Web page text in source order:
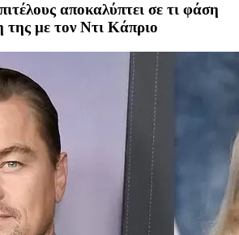
αποκαλύπτει σε τι φάση
της με τον Ντι Κάπριο